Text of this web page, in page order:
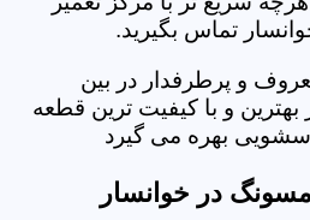
تماس بگیرید.
و پرطرفدار در بین
بهترین و با کیفیت ترین قطعه
بهره می گیرد
در خوانسار